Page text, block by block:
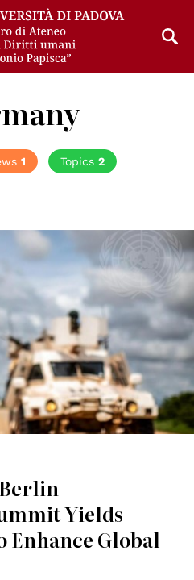
1 Topics 2
Yields
Enhance Global